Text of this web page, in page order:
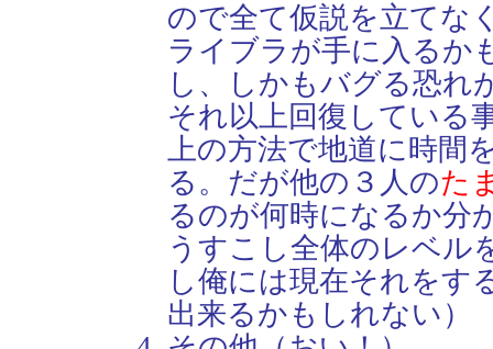
ので全て仮説を立てな
ライブラが手に入るか
し、しかもバグる恐れ
それ以上回復している
上の方法で地道に時間
る。だが他の３人のた
るのが何時になるか分
うすこし全体のレベル
し俺には現在それをす
出来るかもしれない）